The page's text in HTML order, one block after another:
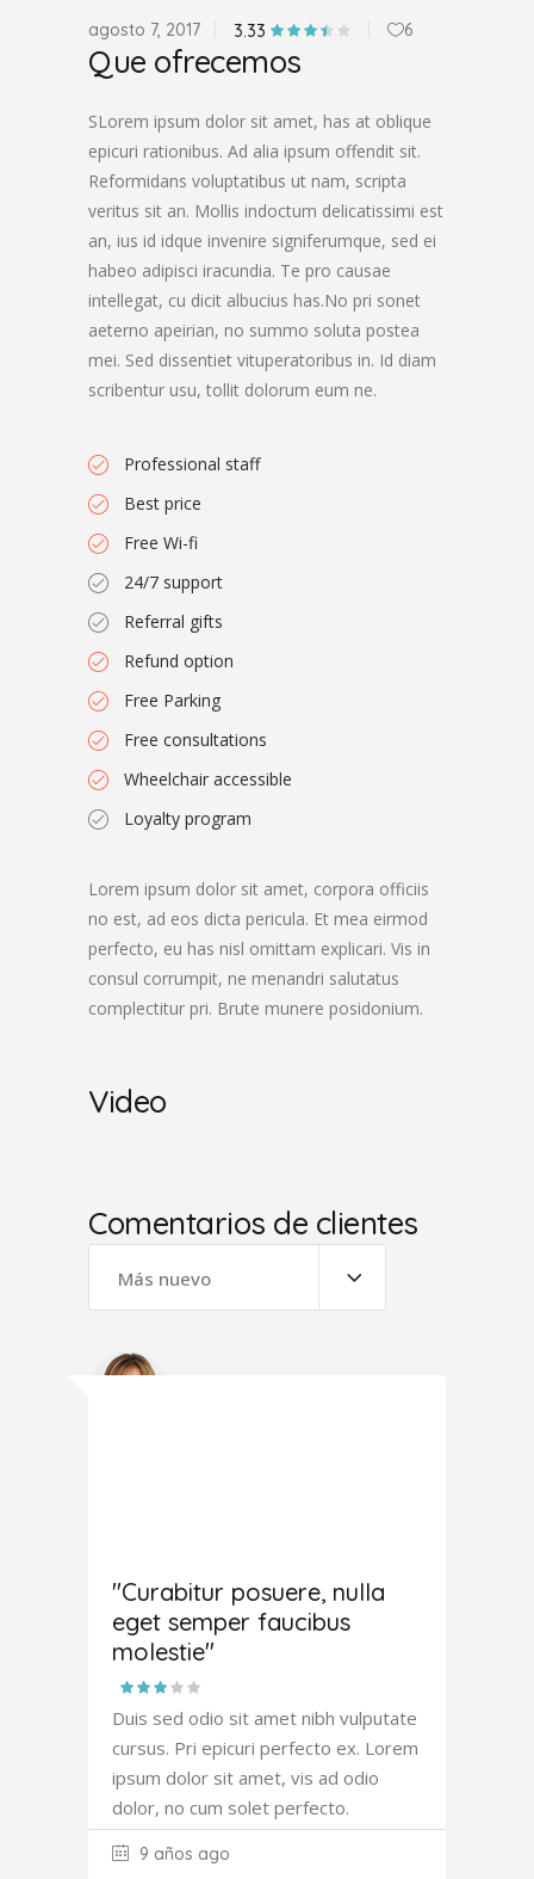
agosto 7, 2017 3.33 6
Que ofrecemos
SLorem ipsum dolor sit amet, has at oblique
epicuri rationibus. Ad alia ipsum offendit sit.
Reformidans voluptatibus ut nam, scripta
veritus sit an. Mollis indoctum delicatissimi est
an, ius id idque invenire signiferumque, sed ei
habeo adipisci iracundia. Te pro causae
intellegat, cu dicit albucius has.No pri sonet
aeterno apeirian, no summo soluta postea
mei. Sed dissentiet vituperatoribus in. Id diam
scribentur usu, tollit dolorum eum ne.
Professional staff
Best price
Free Wi-fi
24/7 support
Referral gifts
Refund option
Free Parking
Free consultations
Wheelchair accessible
Loyalty program
Lorem ipsum dolor sit amet, corpora officiis
no est, ad eos dicta pericula. Et mea eirmod
perfecto, eu has nisl omittam explicari. Vis in
consul corrumpit, ne menandri salutatus
complectitur pri. Brute munere posidonium.
Video
Comentarios de clientes
Más nuevo
"Curabitur posuere, nulla
eget semper faucibus
molestie"
Duis sed odio sit amet nibh vulputate
cursus. Pri epicuri perfecto ex. Lorem
ipsum dolor sit amet, vis ad odio
dolor, no cum solet perfecto.
9 años ago